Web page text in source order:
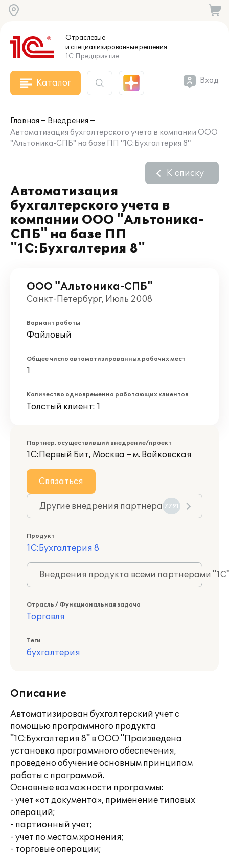
Отраслевые
и специализированныерешения
1С:Предприятие
Каталог Вход
Главная
Внедрения
Автоматизация бухгалтерского учета в компании ООО
"Альтоника-СПБ" на базе ПП "1С:Бухгалтерия 8"
Автоматизация
бухгалтерского учета в
компании ООО "Альтоника-
СПБ" на базе ПП
"1С:Бухгалтерия 8"
К списку
ООО "Альтоника-СПБ"
Санкт-Петербург, Июль 2008
Вариант работы
Файловый
Общее число автоматизированных рабочих мест
1
Количество одновременно работающих клиентов
Толстый клиент: 1
Партнер, осуществивший внедрение/проект
1С:Первый Бит, Москва – м. Войковская
Связаться
Другие внедрения партнера 7791
Продукт
1С:Бухгалтерия 8
Внедрения продукта всеми партнерами
Отрасль / Функциональная задача
Торговля
Теги
бухгалтерия
Описание
Автоматизирован бухгалтерский учет с
помощью программного продукта
"1С:Бухгалтерия 8" в ООО "Произведена
установка программного обеспечения,
проведено обучение основным принципам
работы с программой.
Основные возможности программы:
- учет «от документа», применение типовых
операций;
- партионный учет;
- учет по местам хранения;
- торговые операции;